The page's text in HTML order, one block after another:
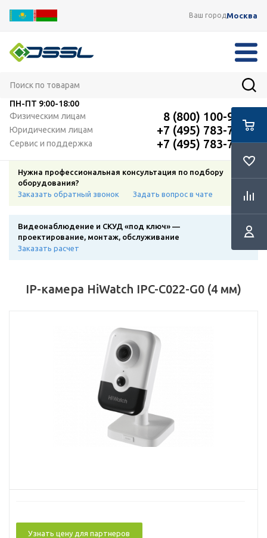
Ваш городМосква
ПН-ПТ 9:00-18:00
Физическим лицам
8 (800) 100-91-12
Юридическим лицам +7 (495) 783-72-87
Сервис и поддержка +7 (495) 783-72-87
Нужна профессиональная консультация по подбору
оборудования?
Заказать обратный звонок
Задать вопрос в чате
Видеонаблюдение и СКУД «под ключ» —
проектирование, монтаж, обслуживание
Заказать расчет
IP-камера HiWatch IPC-C022-G0 (4 мм)
Узнать цену для партнеров